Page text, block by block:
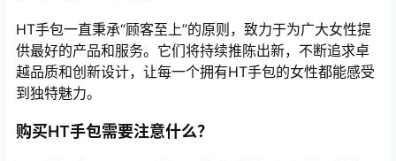
HT手包一直秉承“顾客至上”的原则，致力于为广大女性提
供最好的产品和服务。它们将持续推陈出新，不断追求卓
越品质和创新设计，让每一个拥有HT手包的女性都能感受
到独特魅力。
购买HT手包需要注意什么？